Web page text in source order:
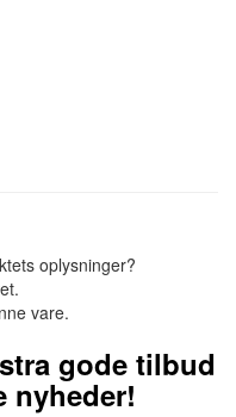
oplysninger?
vare.
gode tilbud
nyheder!